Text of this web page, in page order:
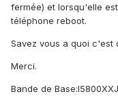
fermée) et lorsqu'elle
téléphone reboot.
Savez vous a quoi c'est
Merci.
Bande de